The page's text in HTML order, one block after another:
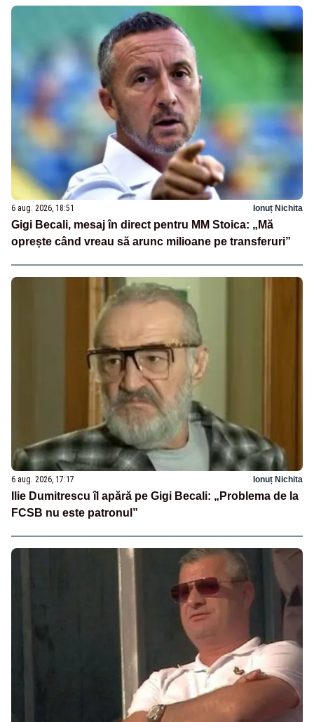
6 aug. 2026, 18:51 Ionuț Nichita
Gigi Becali, mesaj în direct pentru MM Stoica: „Mă
oprește când vreau să arunc milioane pe transferuri”
6 aug. 2026, 17:17 Ionuț Nichita
Ilie Dumitrescu îl apără pe Gigi Becali: „Problema de la
FCSB nu este patronul”